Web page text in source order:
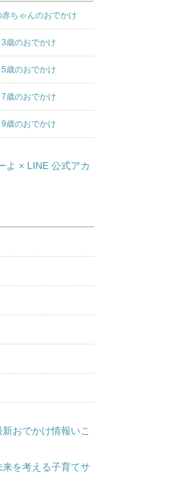
赤ちゃんのおでかけ
3歳のおでかけ
5歳のおでかけ
7歳のおでかけ
9歳のおでかけ